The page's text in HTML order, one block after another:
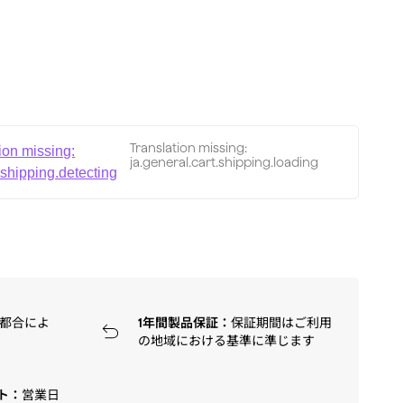
missing:
Translation missing:
ja.general.cart.shipping.loading
合によ 1年間製品保証： 保証期間はご利用
の地域における基準に準じます
： 営業日